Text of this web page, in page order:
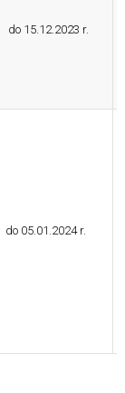
do 15.12.2023 r.
do 05.01.2024 r.